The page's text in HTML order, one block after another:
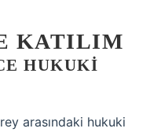
KATILIM
HUKUKI
arasındaki hukuki